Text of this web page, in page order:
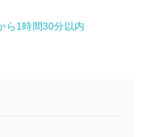
ら1時間30分以内